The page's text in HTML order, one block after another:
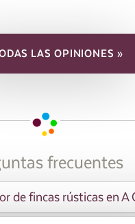
LAS OPINIONES »
frecuentes
de fincas rústicas en A